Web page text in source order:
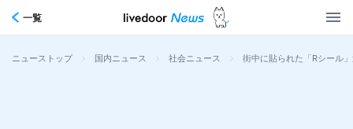
一覧
ニューストップ > 国内ニュース > 社会ニュース > 街中に貼られた「Rシール